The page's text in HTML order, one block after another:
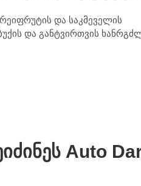
და საკმეველის
და განტვირთვის
Auto